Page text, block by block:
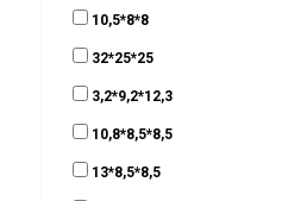
10,5*8*8
32*25*25
3,2*9,2*12,3
10,8*8,5*8,5
13*8,5*8,5